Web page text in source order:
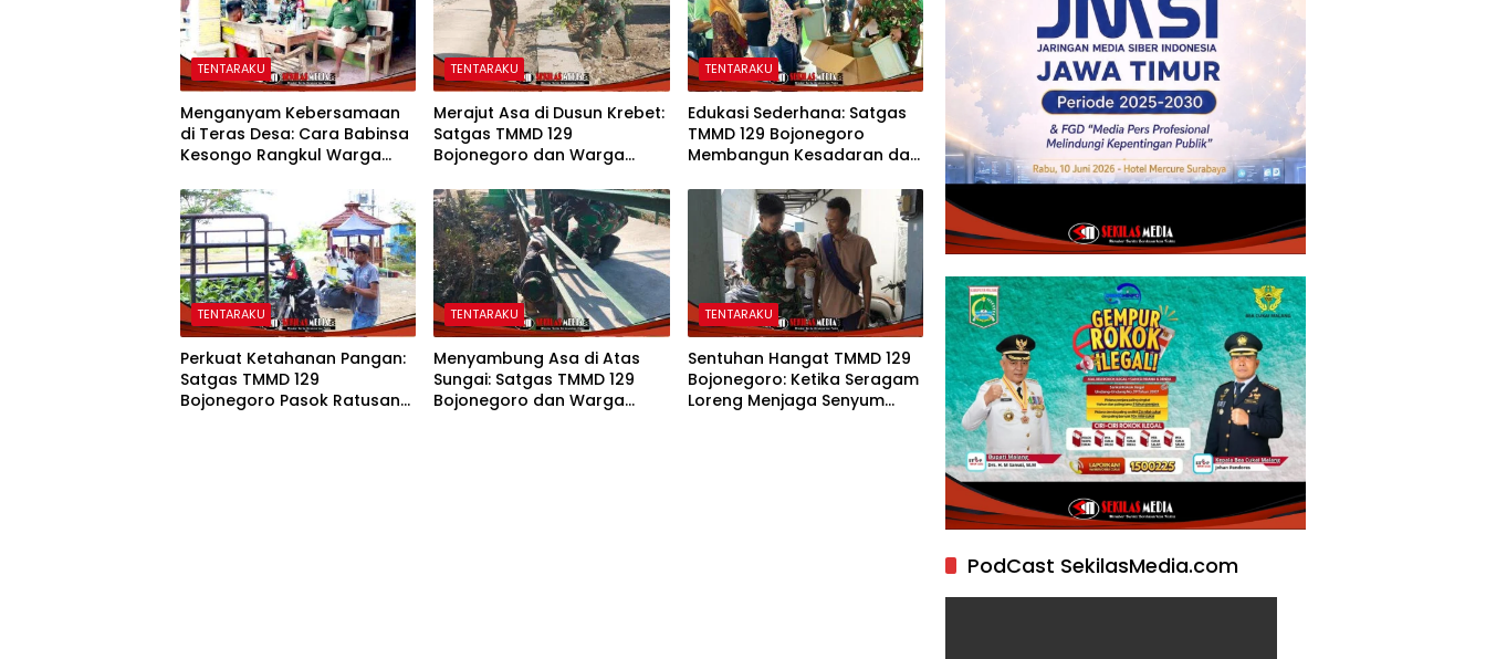
TENTARAKU
Menganyam Kebersamaan
di Teras Desa: Cara Babinsa
Kesongo Rangkul Warga
Bojonegoro
TENTARAKU
Merajut Asa di Dusun Krebet:
Satgas TMMD 129
Bojonegoro dan Warga
TENTARAKU
Edukasi Sederhana: Satgas
TMMD 129 Bojonegoro
Membangun Kesadaran dan
di Kesongo
TENTARAKU
Perkuat Ketahanan Pangan:
Satgas TMMD 129
Bojonegoro Pasok Ratusan
TENTARAKU
Menyambung Asa di Atas
Sungai: Satgas TMMD 129
Bojonegoro dan Warga
TENTARAKU
Sentuhan Hangat TMMD 129
Bojonegoro: Ketika Seragam
Loreng Menjaga Senyum
PodCast SekilasMedia.com